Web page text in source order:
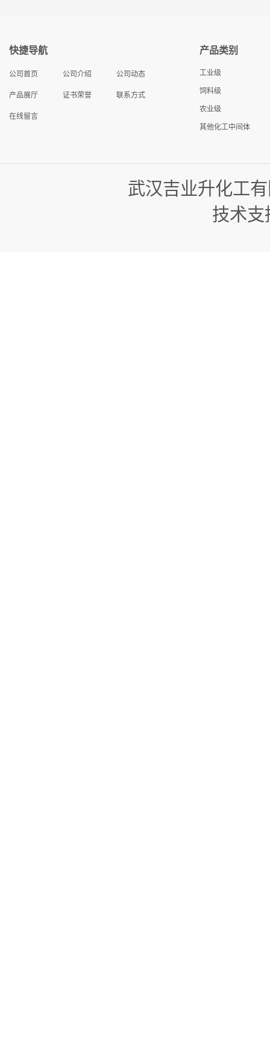
快捷导航
公司首页 公司介绍 公司动态
产品展厅 证书荣誉 联系方式
在线留言
产品类别
工业级
饲料级
农业级
其他化工中间体
武汉吉业升化工
技术